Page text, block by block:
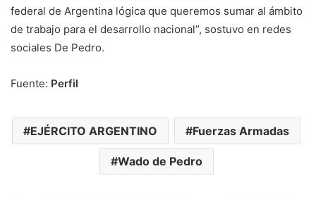
federal de Argentina lógica que queremos sumar al ámbito
de trabajo para el desarrollo nacional”, sostuvo en redes
sociales De Pedro.
Fuente: Perfil
EJÉRCITO ARGENTINO Fuerzas Armadas
Wado de Pedro